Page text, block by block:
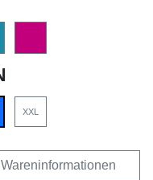
XXL
Wareninformationen